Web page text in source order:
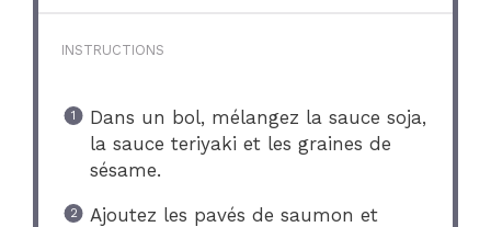
INSTRUCTIONS
Dans un bol, mélangez la sauce soja,
la sauce teriyaki et les graines de
sésame.
Ajoutez les pavés de saumon et